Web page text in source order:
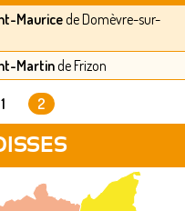
Mauricede Domèvre-sur-
Martinde Frizon
1 2